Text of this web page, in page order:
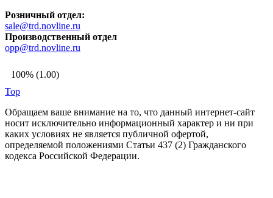
Розничный отдел:
sale@trd.novline.ru
Производственный отдел
opp@trd.novline.ru
100% (1.00)
Top
Обращаем ваше внимание на то, что данный интернет-сайт
носит исключительно информационный характер и ни при
каких условиях не является публичной офертой,
определяемой положениями Статьи 437 (2) Гражданского
кодекса Российской Федерации.